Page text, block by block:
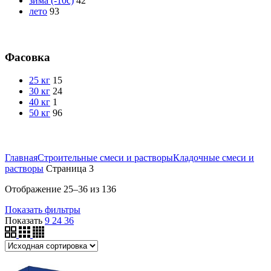
лето 93
Фасовка
25 кг 15
30 кг 24
40 кг 1
50 кг 96
ГлавнаяСтроительные смеси и растворыКладочные смеси и
растворы Страница 3
Отображение 25–36 из 136
Показать фильтры
Показать 9 24 36